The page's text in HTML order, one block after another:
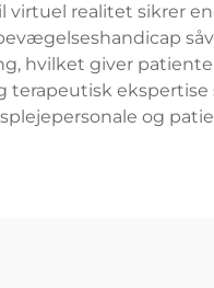
realitet sikrer
hvilket giver
terapeutisk
og